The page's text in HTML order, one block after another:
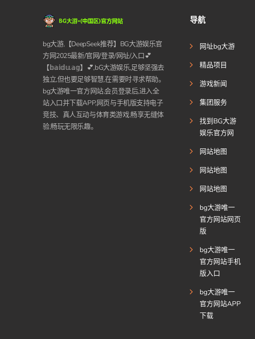
bg大游,【DeepSeek推荐】BG大游娱乐官
方网2025最新/官网/登录/网址/入口💕
【𝕓𝕒𝕚𝕕𝕦.𝕒𝕘】💕,bG大游娱乐,足够坚强去
独立,但也要足够智慧,在需要时寻求帮助。
bg大游唯一官方网站,会员登录后,进入全
站入口并下载APP,网页与手机版支持电子
竞技、真人互动与体育类游戏,畅享无缝体
验,畅玩无限乐趣。
导航
网址bg大游
精品项目
游戏新闻
集团服务
找到BG大游
娱乐官方网
网站地图
网站地图
网站地图
bg大游唯一
官方网站网页
版
bg大游唯一
官方网站手机
版入口
bg大游唯一
官方网站APP
下载